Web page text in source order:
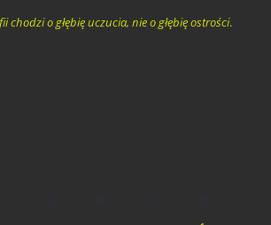
chodzi o głębię uczucia, nie o głębię ostrości.
C P S
N